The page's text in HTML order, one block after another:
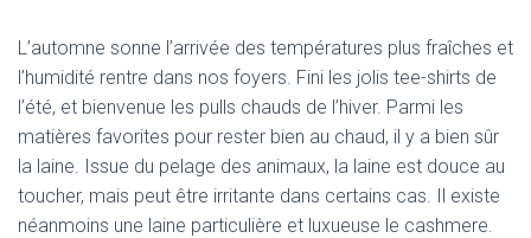
L’automne sonne l’arrivée des températures plus fraîches et
l’humidité rentre dans nos foyers. Fini les jolis tee-shirts de
l’été, et bienvenue les pulls chauds de l’hiver. Parmi les
matières favorites pour rester bien au chaud, il y a bien sûr
la laine. Issue du pelage des animaux, la laine est douce au
toucher, mais peut être irritante dans certains cas. Il existe
néanmoins une laine particulière et luxueuse le cashmere.